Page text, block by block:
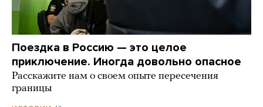
Поездка в Россию — это целое
приключение. Иногда довольно опасное
Расскажите нам о своем опыте пересечения
границы